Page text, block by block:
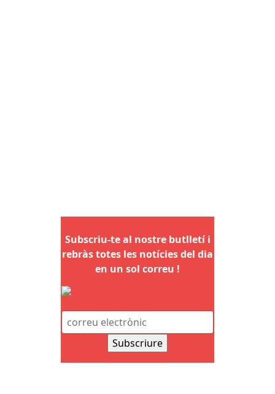
Subscriu-te al nostre butlletí i
rebràs totes les notícies del dia
en un sol correu !